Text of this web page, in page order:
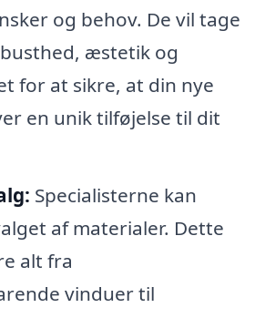
og behov. De vil tage
æstetik og
for at sikre, at din nye
en unik tilføjelse til dit
Specialisterne kan
af materialer. Dette
alt fra
vinduer til